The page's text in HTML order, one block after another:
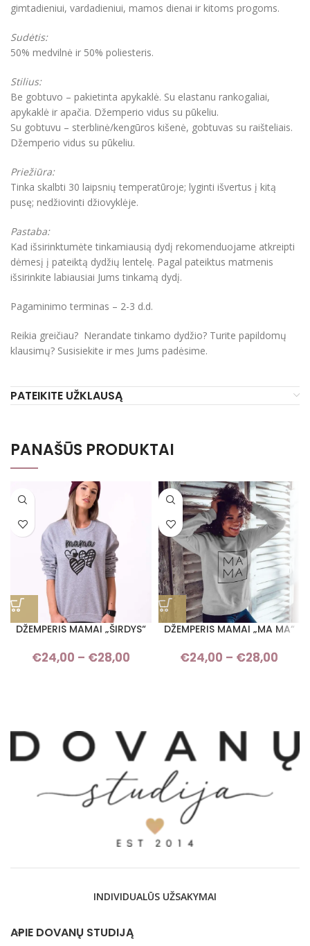
gimtadieniui, vardadieniui, mamos dienai ir kitoms progoms.
Sudėtis:
50% medvilnė ir 50% poliesteris.
Stilius:
Be gobtuvo – pakietinta apykaklė. Su elastanu rankogaliai,
apykaklė ir apačia. Džemperio vidus su pūkeliu.
Su gobtuvu – sterblinė/kengūros kišenė, gobtuvas su raišteliais.
Džemperio vidus su pūkeliu.
Priežiūra:
Tinka skalbti 30 laipsnių temperatūroje; lyginti išvertus į kitą
pusę; nedžiovinti džiovyklėje.
Pastaba:
Kad išsirinktumėte tinkamiausią dydį rekomenduojame atkreipti
dėmesį į pateiktą dydžių lentelę. Pagal pateiktus matmenis
išsirinkite labiausiai Jums tinkamą dydį.
Pagaminimo terminas – 2-3 d.d.
Reikia greičiau? Nerandate tinkamo dydžio? Turite papildomų
klausimų? Susisiekite ir mes Jums padėsime.
PATEIKITE UŽKLAUSĄ
PANAŠŪS PRODUKTAI
DŽEMPERIS MAMAI „ŠIRDYS“
€24,00 – €28,00
Price range: €24,00 through
DŽEMPERIS MAMAI „MA MA“
€24,00 – €28,00
INDIVIDUALŪS UŽSAKYMAI
APIE DOVANŲ STUDIJĄ